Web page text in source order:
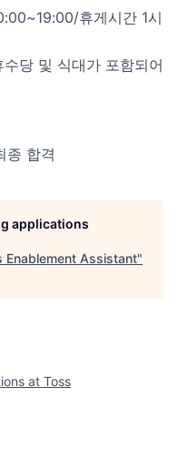
휴게시간 1시
당 및 식대가 포함되어
종 합격
applications
Enablement Assistant"
at Toss